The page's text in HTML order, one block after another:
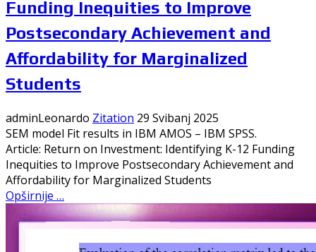
Funding Inequities to Improve
Postsecondary Achievement and
Affordability for Marginalized
Students
adminLeonardo Zitation 29 Svibanj 2025
SEM model Fit results in IBM AMOS – IBM SPSS.
Article: Return on Investment: Identifying K-12 Funding
Inequities to Improve Postsecondary Achievement and
Affordability for Marginalized Students
Opširnije …